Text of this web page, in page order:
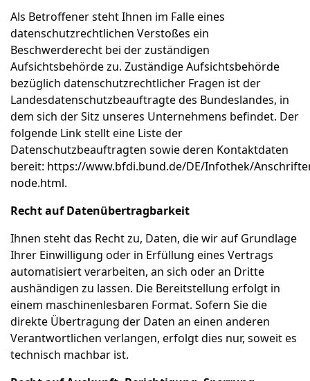
Als Betroffener steht Ihnen im Falle eines
datenschutzrechtlichen Verstoßes ein
Beschwerderecht bei der zuständigen
Aufsichtsbehörde zu. Zuständige Aufsichtsbehörde
bezüglich datenschutzrechtlicher Fragen ist der
Landesdatenschutzbeauftragte des Bundeslandes, in
dem sich der Sitz unseres Unternehmens befindet. Der
folgende Link stellt eine Liste der
Datenschutzbeauftragten sowie deren Kontaktdaten
bereit: https://www.bfdi.bund.de/DE/Infothek/
node.html.
Recht auf Datenübertragbarkeit
Ihnen steht das Recht zu, Daten, die wir auf Grundlage
Ihrer Einwilligung oder in Erfüllung eines Vertrags
automatisiert verarbeiten, an sich oder an Dritte
aushändigen zu lassen. Die Bereitstellung erfolgt in
einem maschinenlesbaren Format. Sofern Sie die
direkte Übertragung der Daten an einen anderen
Verantwortlichen verlangen, erfolgt dies nur, soweit es
technisch machbar ist.